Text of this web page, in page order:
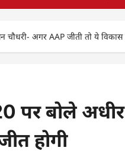
अगर AAP जीती तो ये विकास
पर बोले
होगी